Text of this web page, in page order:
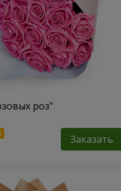
роз"
Заказать